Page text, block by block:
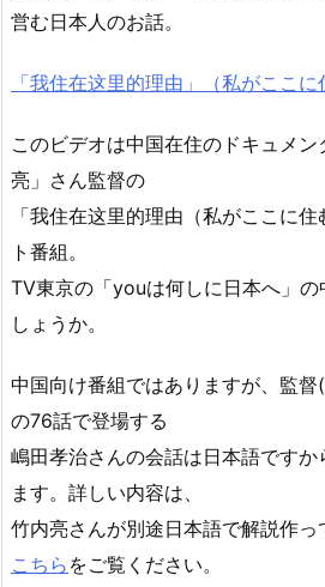
営む日本人のお話。
「我住在这里的理由」（私がここ
このビデオは中国在住のドキュメ
亮」さん監督の
「我住在这里的理由（私がここに
ト番組。
TV東京の「youは何しに日本へ」
しょうか。
中国向け番組ではありますが、監督
の76話で登場する
嶋田孝治さんの会話は日本語です
ます。詳しい内容は、
竹内亮さんが別途日本語で解説作っ
こちら をご覧ください。